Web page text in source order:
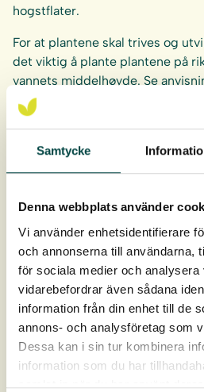
Samtycke
Denna webbplats använder
Vi använder enhetsidentifierare
och annonserna till användarna,
för sociala medier och analysera
vidarebefordrar även sådana
information från din enhet till de
annons- och analysföretag som
Dessa kan i sin tur kombinera
information som du har
samlat in när du har använt
hogstflater.
For at plantene skal trives og
det viktig å plante plantene på
vannets middelhøyde. Se
Anbefalt plantetetthet:
8-10 st pluggplantor per
93 cm³.
Levering: April–oktober